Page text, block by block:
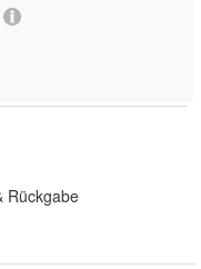
Rückgabe